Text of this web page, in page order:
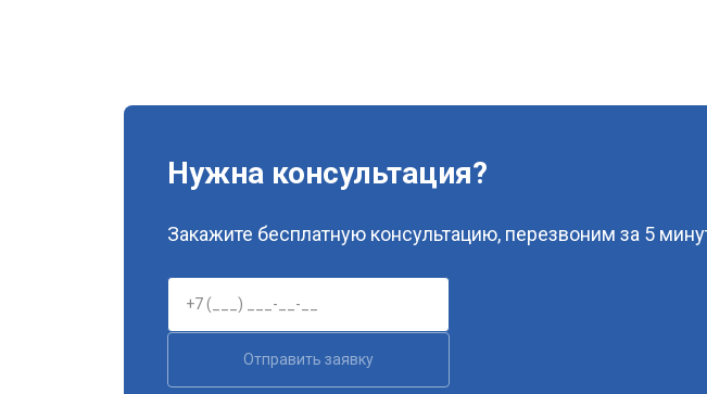
Нужна консультация?
Закажите бесплатную консультацию, перезвоним за 5
Отправить заявку